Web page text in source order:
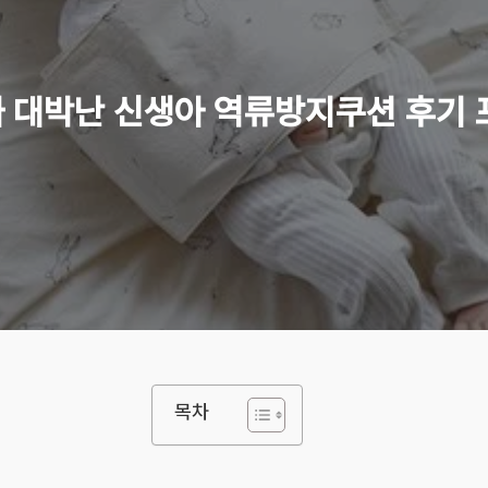
대박난 신생아 역류방지쿠션 후기
목차